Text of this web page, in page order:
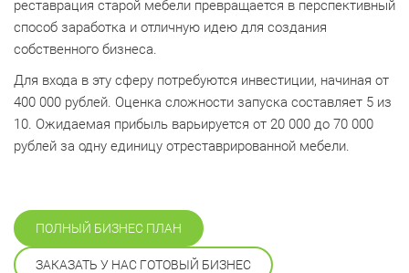
реставрация старой мебели превращается в перспективный
способ заработка и отличную идею для создания
собственного бизнеса.
Для входа в эту сферу потребуются инвестиции, начиная от
400 000 рублей. Оценка сложности запуска составляет 5 из
10. Ожидаемая прибыль варьируется от 20 000 до 70 000
рублей за одну единицу отреставрированной мебели.
ПОЛНЫЙ БИЗНЕС ПЛАН
ЗАКАЗАТЬ У НАС ГОТОВЫЙ БИЗНЕС